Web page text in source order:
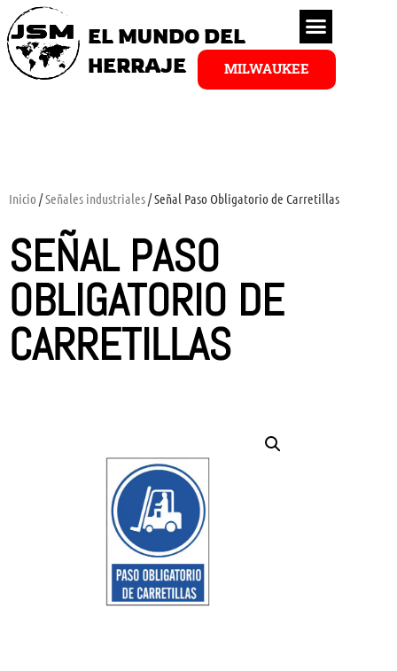
EL MUNDO DEL
HERRAJE
MILWAUKEE
Inicio /Señales industriales/ Señal Paso Obligatorio de Carretillas
SEÑAL PASO
OBLIGATORIO DE
CARRETILLAS